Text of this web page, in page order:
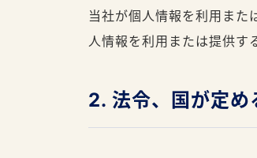
当社が個人情報を利用また
人情報を利用または提供す
2. 法令、国が定め